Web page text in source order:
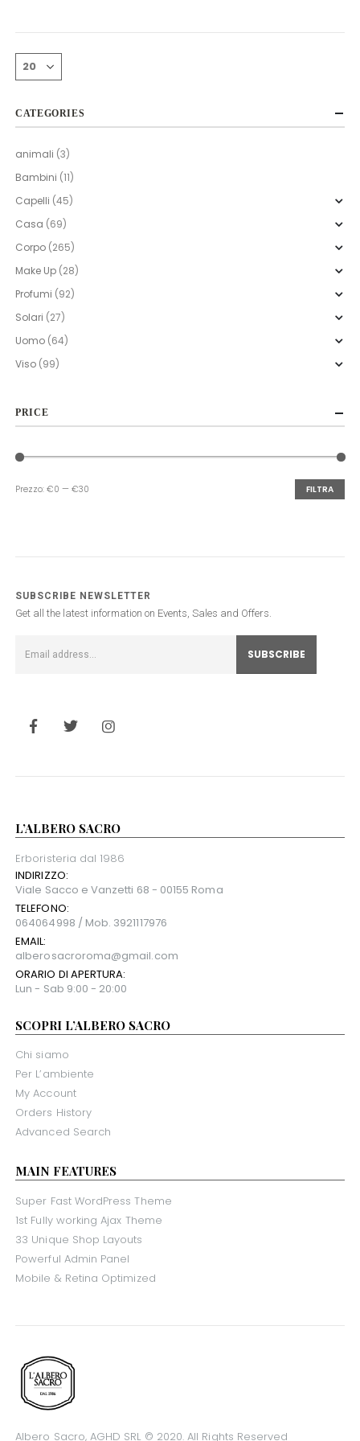
CATEGORIES
animali (3)
Bambini (11)
Capelli (45)
Casa (69)
Corpo (265)
Make Up (28)
Profumi (92)
Solari (27)
Uomo (64)
Viso (99)
PRICE
FILTRA
Prezzo:€0 —€30
SUBSCRIBE NEWSLETTER
Get all the latest information on Events, Sales and Offers.
L’ALBERO SACRO
Erboristeria dal 1986
INDIRIZZO:
Viale Sacco e Vanzetti 68 - 00155 Roma
TELEFONO:
064064998 / Mob. 3921117976
EMAIL:
alberosacroroma@gmail.com
ORARIO DI APERTURA:
Lun - Sab 9:00 - 20:00
SCOPRI L’ALBERO SACRO
Chi siamo
Per L’ambiente
My Account
Orders History
Advanced Search
MAIN FEATURES
Super Fast WordPress Theme
1st Fully working Ajax Theme
33 Unique Shop Layouts
Powerful Admin Panel
Mobile & Retina Optimized
Albero Sacro, AGHD SRL © 2020. All Rights Reserved